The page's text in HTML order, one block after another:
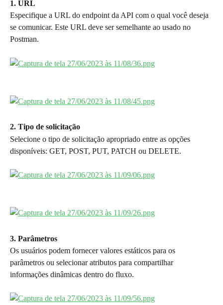
1. URL
Especifique a URL do endpoint da API com o qual você deseja
se comunicar. Este URL deve ser semelhante ao usado no
Postman.
2. Tipo de solicitação
Selecione o tipo de solicitação apropriado entre as opções
disponíveis: GET, POST, PUT, PATCH ou DELETE.
3. Parâmetros
Os usuários podem fornecer valores estáticos para os
parâmetros ou selecionar atributos para compartilhar
informações dinâmicas dentro do fluxo.